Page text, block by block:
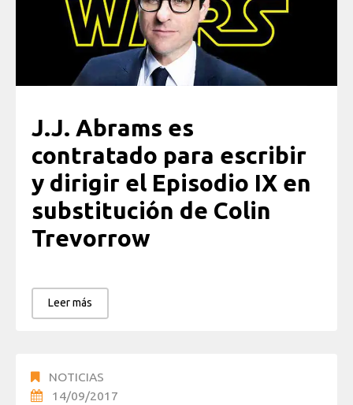
J.J. Abrams es
contratado para escribir
y dirigir el Episodio IX en
substitución de Colin
Trevorrow
Leer más
NOTICIAS
14/09/2017